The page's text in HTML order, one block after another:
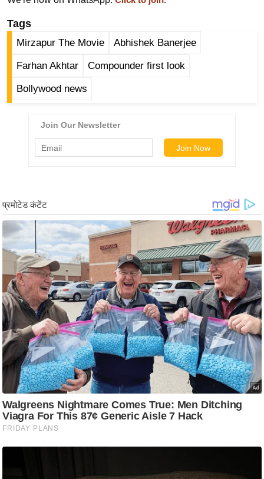
फि
ल्म
स
क्षा
n
g
N
e
w
s
ला
फ
स्टा
इ
ल
टे
क्नॉ
लॉ
Tags
Mirzapur The Movie Abhishek Banerjee
Farhan Akhtar Compounder first look
Bollywood news